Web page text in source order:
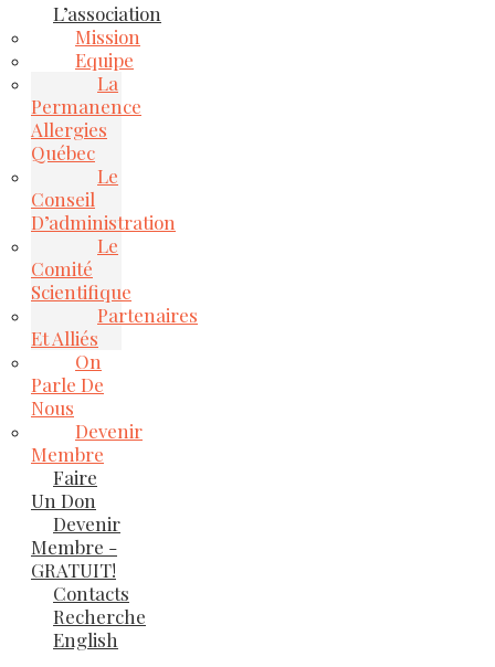
L’association
Mission
Equipe
La
Permanence
Allergies
Québec
Le
Conseil
D’administration
Le
Comité
Scientifique
Partenaires
Et Alliés
On
Parle De
Nous
Devenir
Membre
Faire
Un Don
Devenir
Membre -
GRATUIT!
Contacts
Recherche
English